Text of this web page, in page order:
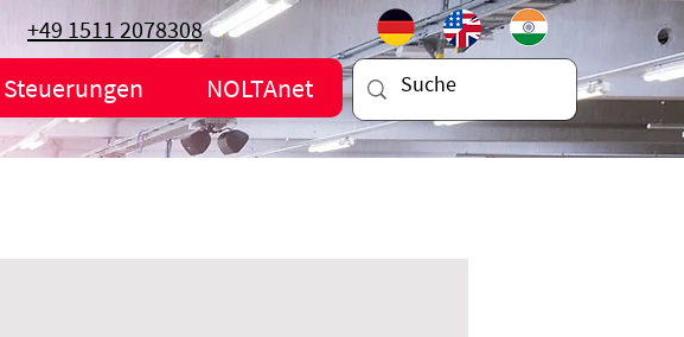
Steuerungen NOLTAnet
+49 1511 2078308